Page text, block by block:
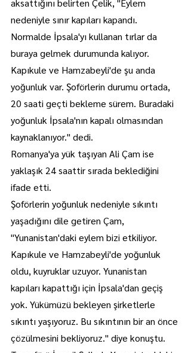
aksattığını belirten Çelik, "Eylem
nedeniyle sınır kapıları kapandı.
Normalde İpsala'yı kullanan tırlar da
buraya gelmek durumunda kalıyor.
Kapıkule ve Hamzabeyli'de şu anda
yoğunluk var. Şoförlerin durumu ortada,
20 saati geçti bekleme sürem. Buradaki
yoğunluk İpsala'nın kapalı olmasından
kaynaklanıyor." dedi.
Romanya'ya yük taşıyan Ali Çam ise
yaklaşık 24 saattir sırada beklediğini
ifade etti.
Şoförlerin yoğunluk nedeniyle sıkıntı
yaşadığını dile getiren Çam,
"Yunanistan'daki eylem bizi etkiliyor.
Kapıkule ve Hamzabeyli'de yoğunluk
oldu, kuyruklar uzuyor. Yunanistan
kapıları kapattığı için İpsala'dan geçiş
yok. Yükümüzü bekleyen şirketlerle
sıkıntı yaşıyoruz. Bu sıkıntının bir an önce
çözülmesini bekliyoruz." diye konuştu.